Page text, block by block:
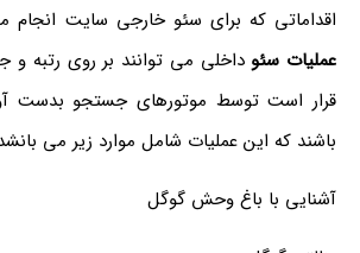
اقداماتی که برای سئو خارجی سایت انجام
عملیات سئوداخلی می توانند بر روی رتبه و
قرار است توسط موتورهای جستجو بدست
باشند که این عملیات شامل موارد زیر می بانشد.
آشنایی با باغ وحش گوگل